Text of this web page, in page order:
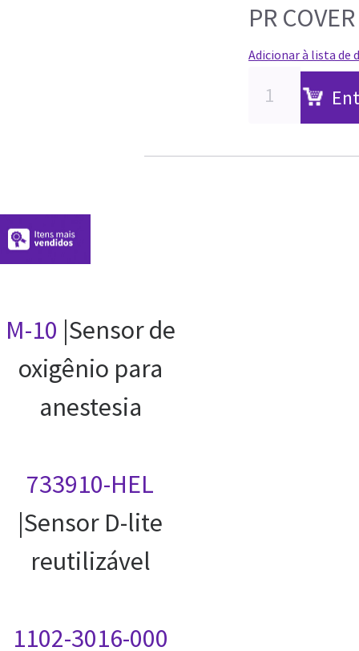
PR
Adicionar à lista de
M-10 |Sensor de
oxigênio para
anestesia
733910-HEL
|Sensor D-lite
reutilizável
1102-3016-000